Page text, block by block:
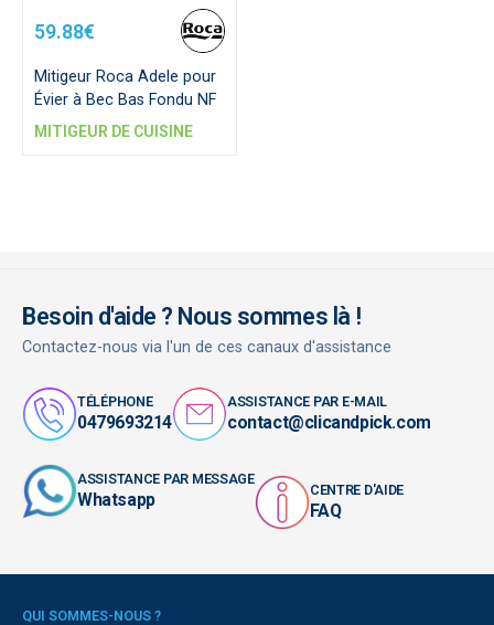
59.88€
Mitigeur Roca Adele pour
Évier à Bec Bas Fondu NF
MITIGEUR DE CUISINE
Besoin d'aide ? Nous sommes là !
Contactez-nous via l'un de ces canaux d'assistance
TÉLÉPHONE
0479693214
ASSISTANCE PAR E-MAIL
contact@clicandpick.com
ASSISTANCE PAR MESSAGE
Whatsapp CENTRE D'AIDE
FAQ
QUI SOMMES-NOUS ?